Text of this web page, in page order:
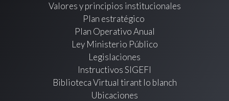
Valores y principios institucionales
Plan estratégico
Plan Operativo Anual
Ley Ministerio Público
Legislaciones
Instructivos SIGEFI
Biblioteca Virtual tirant lo blanch
Ubicaciones